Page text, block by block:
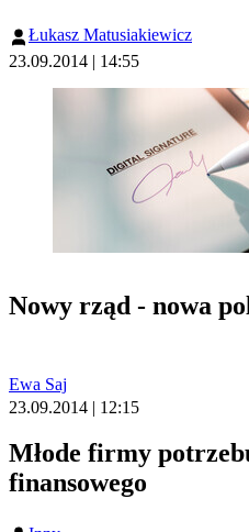
Łukasz Matusiakiewicz
23.09.2014 | 14:55
Nowy rząd - nowa
Ewa Saj
23.09.2014 | 12:15
Młode firmy
finansowego